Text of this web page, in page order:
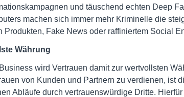
und täuschend echten Deep
machen sich immer mehr Kriminelle die
Produkten, Fake News oder raffiniertem Social
Währung
wird Vertrauen damit zur wertvollsten
von Kunden und Partnern zu verdienen, ist
Abläufe durch vertrauenswürdige Dritte.